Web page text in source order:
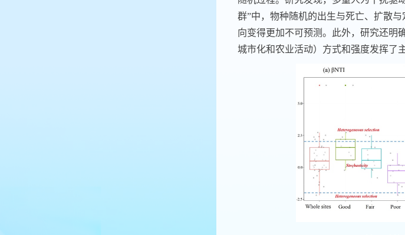
群”中，物种随机的出生与死亡、扩散与
向变得更加不可预测。此外，研究还明
城市化和农业活动） 方式和强度发挥了